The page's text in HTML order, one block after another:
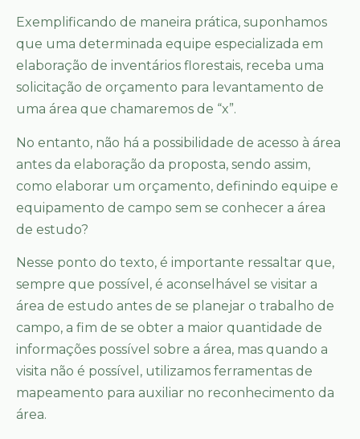
Exemplificando de maneira prática, suponhamos
que uma determinada equipe especializada em
elaboração de inventários florestais, receba uma
solicitação de orçamento para levantamento de
uma área que chamaremos de “x”.
No entanto, não há a possibilidade de acesso à área
antes da elaboração da proposta, sendo assim,
como elaborar um orçamento, definindo equipe e
equipamento de campo sem se conhecer a área
de estudo?
Nesse ponto do texto, é importante ressaltar que,
sempre que possível, é aconselhável se visitar a
área de estudo antes de se planejar o trabalho de
campo, a fim de se obter a maior quantidade de
informações possível sobre a área, mas quando a
visita não é possível, utilizamos ferramentas de
mapeamento para auxiliar no reconhecimento da
área.